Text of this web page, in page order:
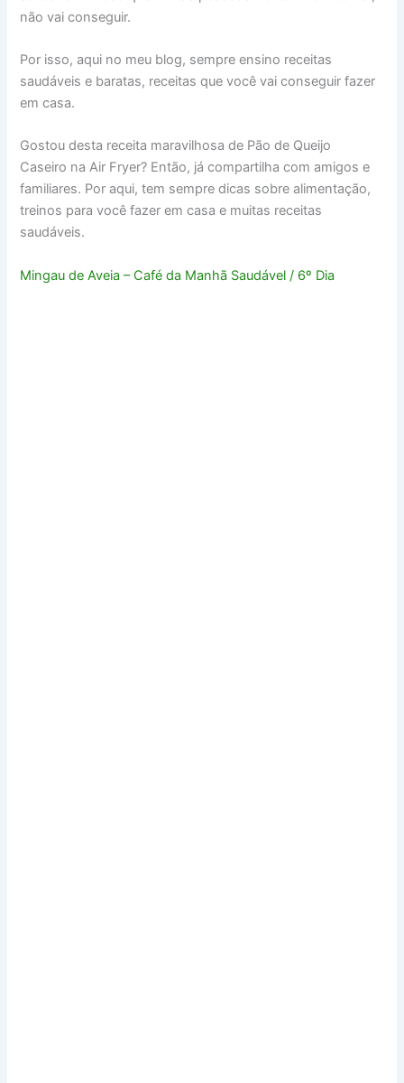
não vai conseguir.
Por isso, aqui no meu blog, sempre ensino receitas
saudáveis e baratas, receitas que você vai conseguir fazer
em casa.
Gostou desta receita maravilhosa de Pão de Queijo
Caseiro na Air Fryer? Então, já compartilha com amigos e
familiares. Por aqui, tem sempre dicas sobre alimentação,
treinos para você fazer em casa e muitas receitas
saudáveis.
Mingau de Aveia – Café da Manhã Saudável / 6º Dia